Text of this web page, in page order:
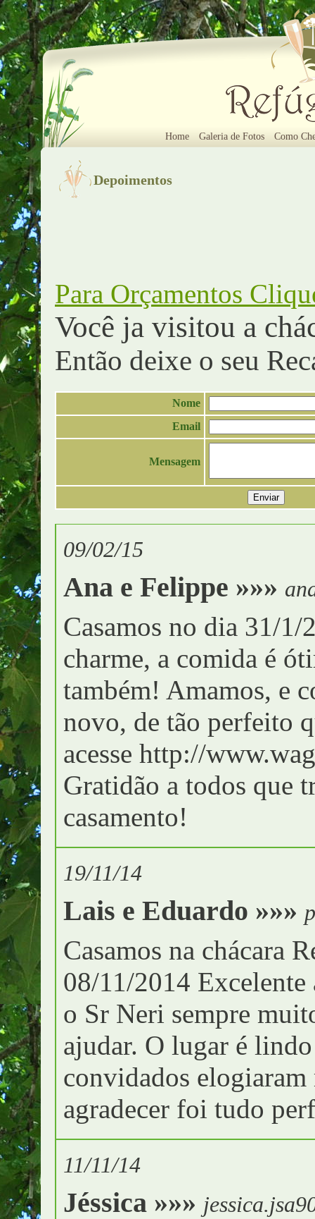
Home Galeria de Fotos Como
Depoimentos
Para Orçamentos
Você ja visitou a
Então deixe o seu
Nome
Email
Mensagem
09/02/15
Ana e Felippe »»»
Casamos no dia 31/
charme, a comida é
também! Amamos, e
novo, de tão perfeito
acesse http://
Gratidão a todos que
casamento!
19/11/14
Lais e Eduardo »»»
Casamos na chácara
08/11/2014
o Sr Neri sempre
ajudar. O lugar é
convidados
agradecer foi tudo
11/11/14
Jéssica »»»